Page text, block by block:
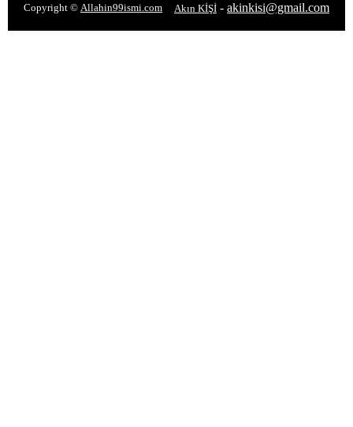
Copyright © Allahin99ismi.com Akın KİŞİ - akinkisi@gmail.com